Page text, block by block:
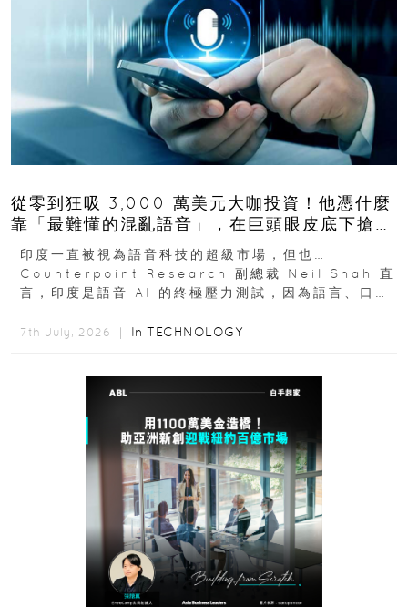
從零到狂吸 3,000 萬美元大咖投資！他憑什麼
靠「最難懂的混亂語音」，在巨頭眼皮底下搶下
十億人市場？
印度一直被視為語音科技的超級市場，但也…
Counterpoint Research 副總裁 Neil Shah 直
言，印度是語音 AI 的終極壓力測試，因為語言、口音
7th July, 2026 ｜ In TECHNOLOGY